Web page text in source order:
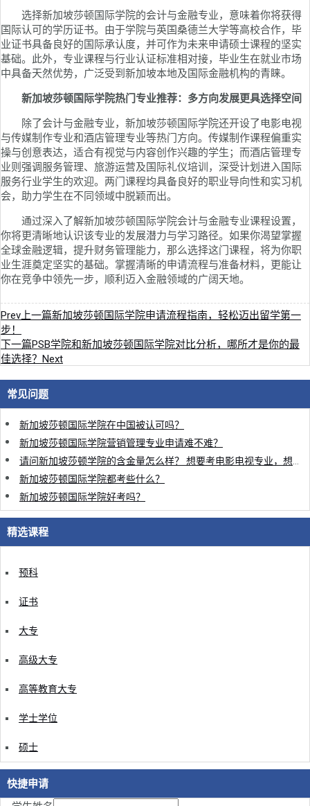
选择新加坡莎顿国际学院的会计与金融专业，意味着你将获得
国际认可的学历证书。由于学院与英国桑德兰大学等高校合作，毕
业证书具备良好的国际承认度，并可作为未来申请硕士课程的坚实
基础。此外，专业课程与行业认证标准相对接，毕业生在就业市场
中具备天然优势，广泛受到新加坡本地及国际金融机构的青睐。
新加坡莎顿国际学院热门专业推荐：多方向发展更具选择空间
除了会计与金融专业，新加坡莎顿国际学院还开设了电影电视
与传媒制作专业和酒店管理专业等热门方向。传媒制作课程偏重实
操与创意表达，适合有视觉与内容创作兴趣的学生；而酒店管理专
业则强调服务管理、旅游运营及国际礼仪培训，深受计划进入国际
服务行业学生的欢迎。两门课程均具备良好的职业导向性和实习机
会，助力学生在不同领域中脱颖而出。
通过深入了解新加坡莎顿国际学院会计与金融专业课程设置，
你将更清晰地认识该专业的发展潜力与学习路径。如果你渴望掌握
全球金融逻辑，提升财务管理能力，那么选择这门课程，将为你职
业生涯奠定坚实的基础。掌握清晰的申请流程与准备材料，更能让
你在竞争中领先一步，顺利迈入金融领域的广阔天地。
Prev上一篇新加坡莎顿国际学院申请流程指南，轻松迈出留学第一
步！
下一篇PSB学院和新加坡莎顿国际学院对比分析，哪所才是你的最
佳选择？ Next
常见问题
新加坡莎顿国际学院在中国被认可吗？
新加坡莎顿国际学院营销管理专业申请难不难？
新加坡莎顿国际学院都考些什么？
新加坡莎顿国际学院好考吗？
精选课程
预科
证书
大专
高级大专
高等教育大专
学士学位
硕士
快捷申请